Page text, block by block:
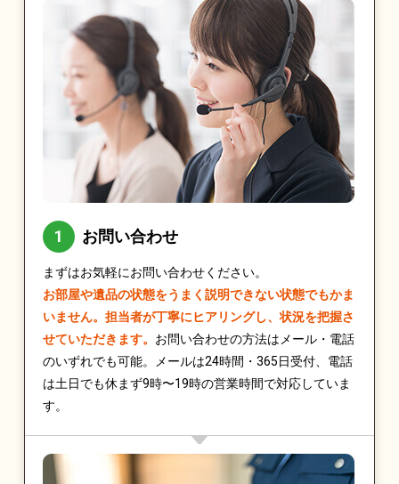
お問い合わせ
まずはお気軽にお問い合わせください。
お部屋や遺品の状態をうまく説明できない状態でもかま
いません。担当者が丁寧にヒアリングし、状況を把握さ
せていただきます。 お問い合わせの方法はメール・電話
のいずれでも可能。メールは24時間・365日受付、電話
は土日でも休まず9時〜19時の営業時間で対応していま
す。